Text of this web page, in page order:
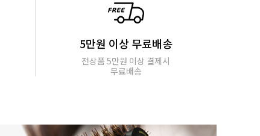
5만원 이상 무료배송
전상품 5만원 이상 결제시
무료배송